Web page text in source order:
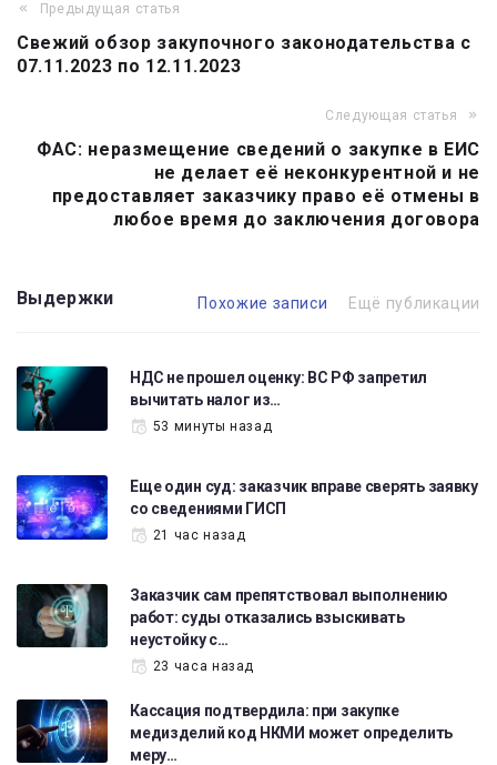
Навигация
по
Предыдущая статья
Свежий обзор закупочного законодательства с
07.11.2023 по 12.11.2023
Следующая статья
ФАС: неразмещение сведений о закупке в ЕИС
не делает её неконкурентной и не
предоставляет заказчику право её отмены в
любое время до заключения договора
Выдержки Похожие записи Ещё публикации
НДС не прошел оценку: ВС РФ запретил
вычитать налог из…
53 минуты назад
Еще один суд: заказчик вправе сверять заявку
со сведениями ГИСП
21 час назад
Заказчик сам препятствовал выполнению
работ: суды отказались взыскивать
неустойку с…
23 часа назад
Кассация подтвердила: при закупке
медизделий код НКМИ может определить
меру…